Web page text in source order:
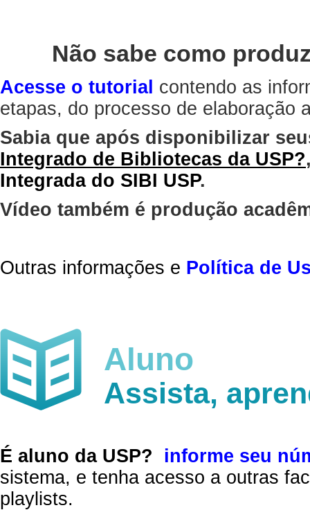
Não sabe como
Acesse o tutorial contendo as
etapas, do processo de elaboração
Sabia que após disponibilizar
Integrado de Bibliotecas da USP?
Integrada do SIBI USP.
Vídeo também é produção
Outras informações e Política de
Aluno
Assista,
É aluno da USP?
informe seu
sistema, e tenha acesso a outras
playlists.